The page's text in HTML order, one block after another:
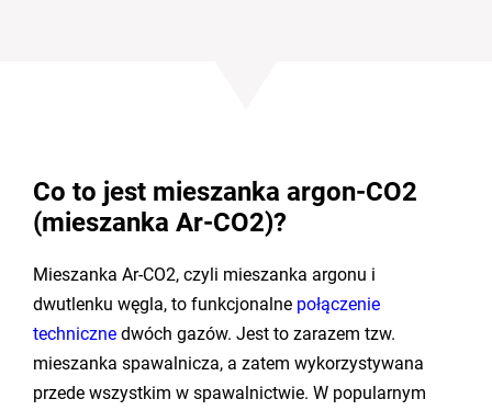
Co to jest mieszanka argon-CO2
(mieszanka Ar-CO2)?
Mieszanka Ar-CO2, czyli mieszanka argonu i
dwutlenku węgla, to funkcjonalne połączenie
techniczne dwóch gazów. Jest to zarazem tzw.
mieszanka spawalnicza, a zatem wykorzystywana
przede wszystkim w spawalnictwie. W popularnym